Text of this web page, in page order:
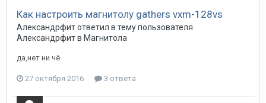
Как настроить магнитолу gathers vxm-128vs
Александрфитответил в тему пользователя
Александрфитв Магнитола
да,нет ни чё
27 октября 2016 3 ответа